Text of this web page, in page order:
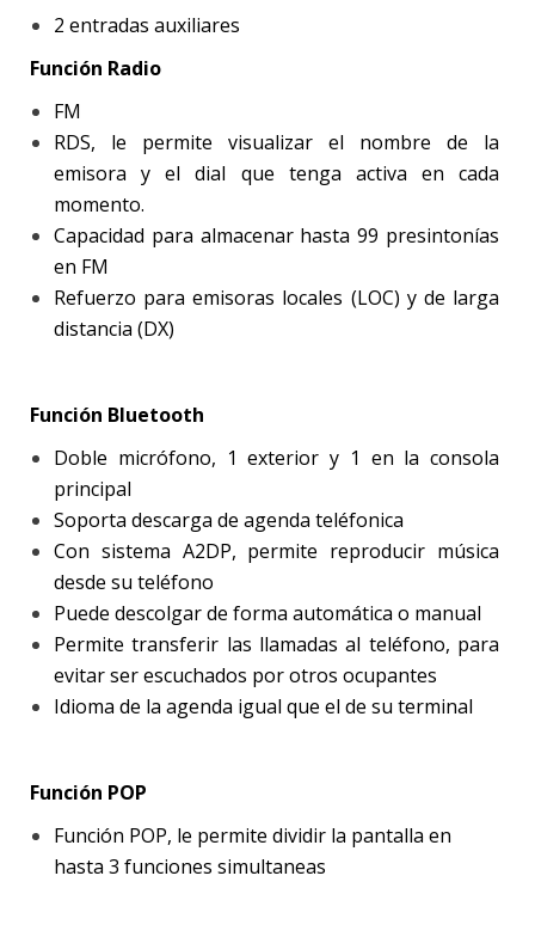
2 entradas auxiliares
Función Radio
FM
RDS, le permite visualizar el nombre de la
emisora y el dial que tenga activa en cada
momento.
Capacidad para almacenar hasta 99 presintonías
en FM
Refuerzo para emisoras locales (LOC) y de larga
distancia (DX)
Función Bluetooth
Doble micrófono, 1 exterior y 1 en la consola
principal
Soporta descarga de agenda teléfonica
Con sistema A2DP, permite reproducir música
desde su teléfono
Puede descolgar de forma automática o manual
Permite transferir las llamadas al teléfono, para
evitar ser escuchados por otros ocupantes
Idioma de la agenda igual que el de su terminal
Función POP
Función POP, le permite dividir la pantalla en
hasta 3 funciones simultaneas